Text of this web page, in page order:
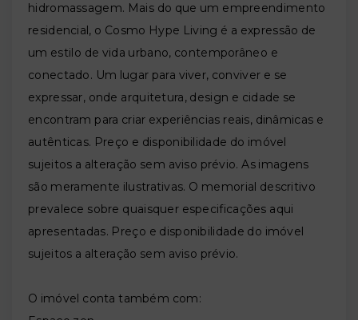
hidromassagem. Mais do que um empreendimento
residencial, o Cosmo Hype Living é a expressão de
um estilo de vida urbano, contemporâneo e
conectado. Um lugar para viver, conviver e se
expressar, onde arquitetura, design e cidade se
encontram para criar experiências reais, dinâmicas e
autênticas. Preço e disponibilidade do imóvel
sujeitos a alteração sem aviso prévio. As imagens
são meramente ilustrativas. O memorial descritivo
prevalece sobre quaisquer especificações aqui
apresentadas. Preço e disponibilidade do imóvel
sujeitos a alteração sem aviso prévio.
O imóvel conta também com: